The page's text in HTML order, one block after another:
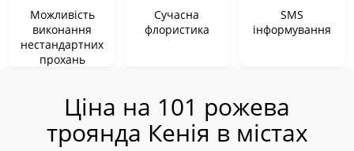
Можливість
виконання
нестандартних
прохань
Сучасна
флористика
SMS
інформування
Ціна на 101 рожева
троянда Кенія в містах